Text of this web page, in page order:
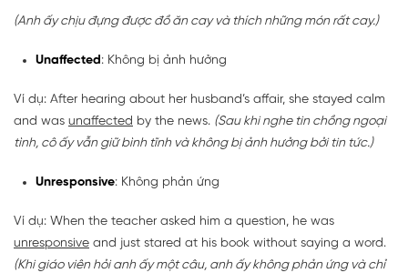
(Anh ấy chịu đựng được đồ ăn cay và thích những món rất cay.)
Unaffected: Không bị ảnh hưởng
Ví dụ: After hearing about her husband’s affair, she stayed calm
and was unaffected by the news. (Sau khi nghe tin chồng ngoại
tình, cô ấy vẫn giữ bình tĩnh và không bị ảnh hưởng bởi tin tức.)
Unresponsive: Không phản ứng
Ví dụ: When the teacher asked him a question, he was
unresponsive and just stared at his book without saying a word.
(Khi giáo viên hỏi anh ấy một câu, anh ấy không phản ứng và chỉ